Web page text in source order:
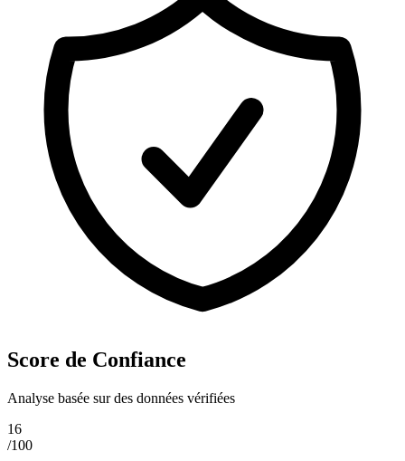
Score de Confiance
Analyse basée sur des données vérifiées
16
/100